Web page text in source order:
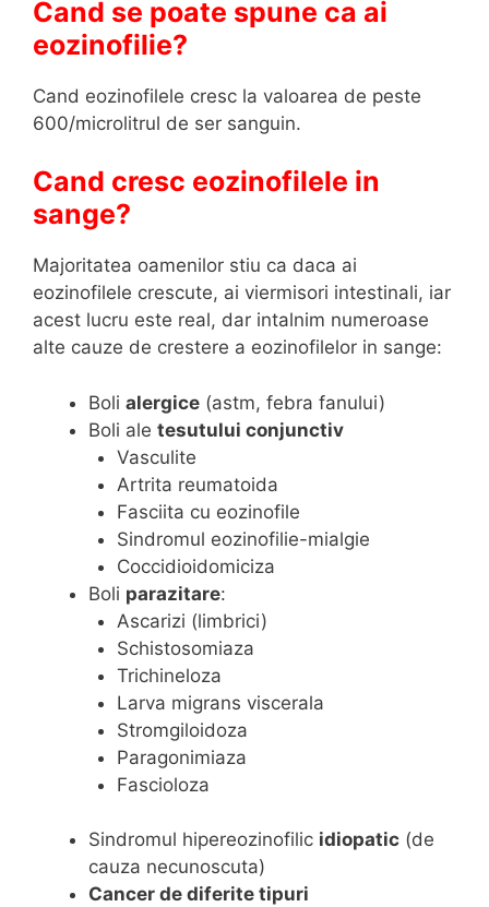
Cand se poate spune ca ai
eozinofilie?
Cand eozinofilele cresc la valoarea de peste
600/microlitrul de ser sanguin.
Cand cresc eozinofilele in
sange?
Majoritatea oamenilor stiu ca daca ai
eozinofilele crescute, ai viermisori intestinali, iar
acest lucru este real, dar intalnim numeroase
alte cauze de crestere a eozinofilelor in sange:
Boli alergice (astm, febra fanului)
Boli ale tesutului conjunctiv
Vasculite
Artrita reumatoida
Fasciita cu eozinofile
Sindromul eozinofilie-mialgie
Coccidioidomiciza
Boli parazitare:
Ascarizi (limbrici)
Schistosomiaza
Trichineloza
Larva migrans viscerala
Stromgiloidoza
Paragonimiaza
Fascioloza
Sindromul hipereozinofilic idiopatic (de
cauza necunoscuta)
Cancer de diferite tipuri